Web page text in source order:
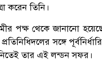
করেন তিনি।
পক্ষ থেকে জানানো
সঙ্গে
তার এই লন্ডন সফর।